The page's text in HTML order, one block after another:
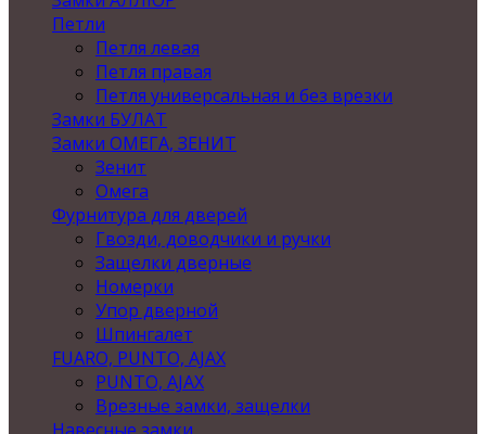
Петли
Петля левая
Петля правая
Петля универсальная и без врезки
Замки БУЛАТ
Замки ОМЕГА, ЗЕНИТ
Зенит
Омега
Фурнитура для дверей
Гвозди, доводчики и ручки
Защелки дверные
Номерки
Упор дверной
Шпингалет
FUARO, PUNTO, AJAX
PUNTO, AJAX
Врезные замки, защелки